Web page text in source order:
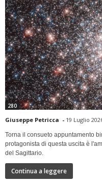
280
Giuseppe Petricca - 19 Luglio
Torna il consueto appuntamento
protagonista di questa uscita è
del Sagittario.
Continua a leggere